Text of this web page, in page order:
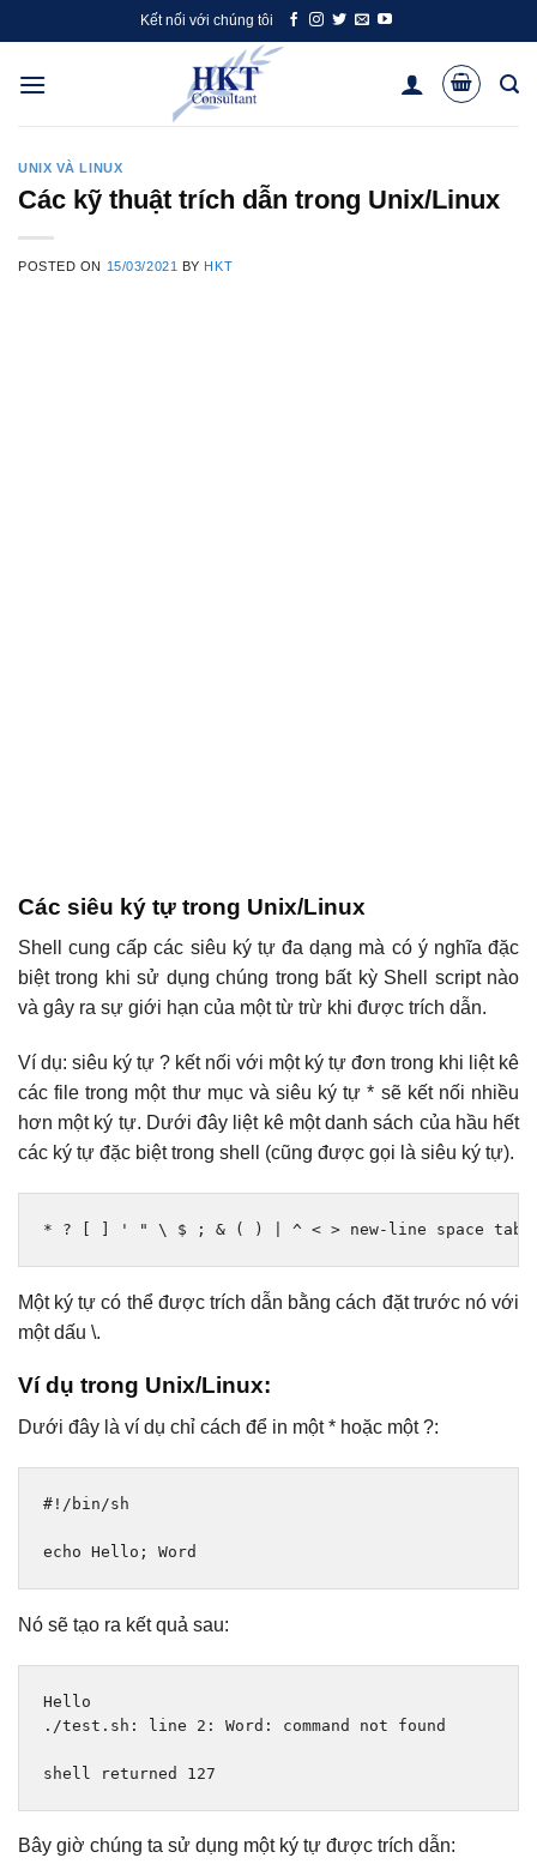
to
content
Kết nối với chúng tôi
UNIX VÀ LINUX
Các kỹ thuật trích dẫn trong Unix/Linux
POSTED ON 15/03/2021 BY HKT
Các siêu ký tự trong Unix/Linux
Shell cung cấp các siêu ký tự đa dạng mà có ý nghĩa đặc
biệt trong khi sử dụng chúng trong bất kỳ Shell script nào
và gây ra sự giới hạn của một từ trừ khi được trích dẫn.
Ví dụ: siêu ký tự ? kết nối với một ký tự đơn trong khi liệt kê
các file trong một thư mục và siêu ký tự * sẽ kết nối nhiều
hơn một ký tự. Dưới đây liệt kê một danh sách của hầu hết
các ký tự đặc biệt trong shell (cũng được gọi là siêu ký tự).
* ? ' " \ $ ; & ( ) | ^ < > new-line space tab
Một ký tự có thể được trích dẫn bằng cách đặt trước nó với
một dấu \.
Ví dụ trong Unix/Linux:
Dưới đây là ví dụ chỉ cách để in một * hoặc một ?:
#!/bin/sh
echo Hello ; Word
Nó sẽ tạo ra kết quả sau:
Hello
./test . sh : line 2 : Word : command not found
shell returned 127
Bây giờ chúng ta sử dụng một ký tự được trích dẫn: